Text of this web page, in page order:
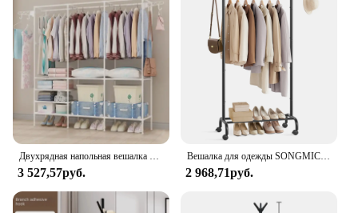
3 527,57руб.
Вешалка для одежды SONGMICS, вешалка для одежды на колесиках, вешалка для одежды с выдвижной подвесной направляющей
2 968,71руб.